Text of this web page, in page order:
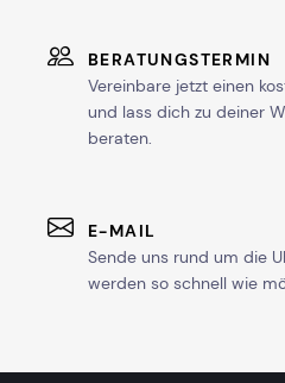
BERATUNGSTERMIN
Vereinbare jetzt einen
und lass dich zu deiner
beraten.
E-MAIL
Sende uns rund um die
werden so schnell wie